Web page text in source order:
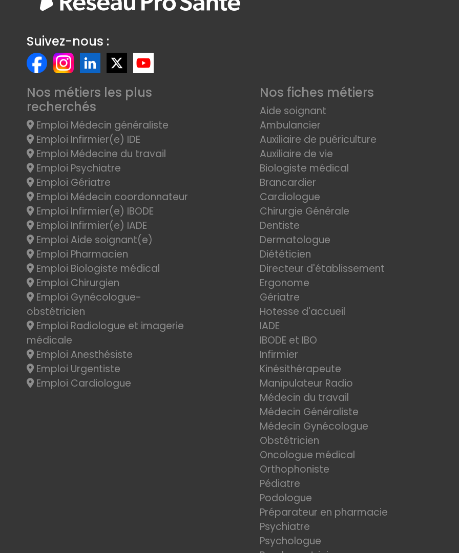
Suivez-nous :
Nos métiers les plus
recherchés
Emploi Médecin généraliste
Emploi Infirmier(e) IDE
Emploi Médecine du travail
Emploi Psychiatre
Emploi Gériatre
Emploi Médecin coordonnateur
Emploi Infirmier(e) IBODE
Emploi Infirmier(e) IADE
Emploi Aide soignant(e)
Emploi Pharmacien
Emploi Biologiste médical
Emploi Chirurgien
Emploi Gynécologue-
obstétricien
Emploi Radiologue et imagerie
médicale
Emploi Anesthésiste
Emploi Urgentiste
Emploi Cardiologue
Nos fiches métiers
Aide soignant
Ambulancier
Auxiliaire de puériculture
Auxiliaire de vie
Biologiste médical
Brancardier
Cardiologue
Chirurgie Générale
Dentiste
Dermatologue
Diététicien
Directeur d'établissement
Ergonome
Gériatre
Hotesse d'accueil
IADE
IBODE et IBO
Infirmier
Kinésithérapeute
Manipulateur Radio
Médecin du travail
Médecin Généraliste
Médecin Gynécologue
Obstétricien
Oncologue médical
Orthophoniste
Pédiatre
Podologue
Préparateur en pharmacie
Psychiatre
Psychologue